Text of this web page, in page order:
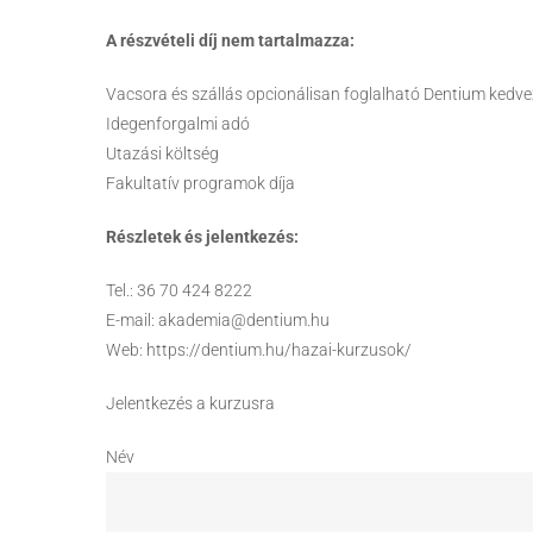
A részvételi díj nem tartalmazza:
Vacsora és szállás opcionálisan foglalható Dentium
Idegenforgalmi adó
Utazási költség
Fakultatív programok díja
Részletek és jelentkezés:
Tel.: 36 70 424 8222
E-mail: akademia@dentium.hu
Web: https://dentium.hu/hazai-kurzusok/
Jelentkezés a kurzusra
Név